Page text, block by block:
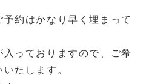
約はかなり早く埋まって
っておりますので、ご希
たします。